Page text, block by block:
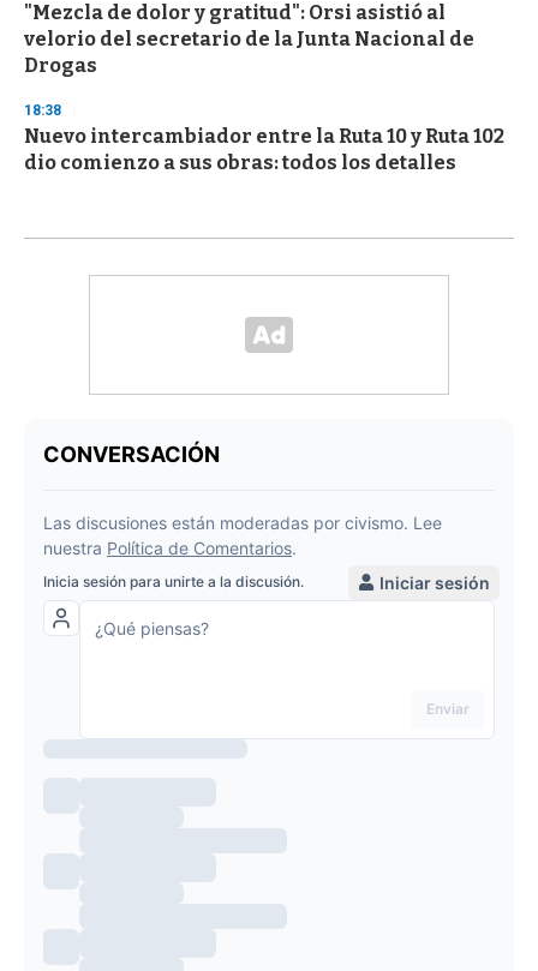
"Mezcla de dolor y gratitud": Orsi asistió al
velorio del secretario de la Junta Nacional de
Drogas
18:38
Nuevo intercambiador entre la Ruta 10 y Ruta 102
dio comienzo a sus obras: todos los detalles